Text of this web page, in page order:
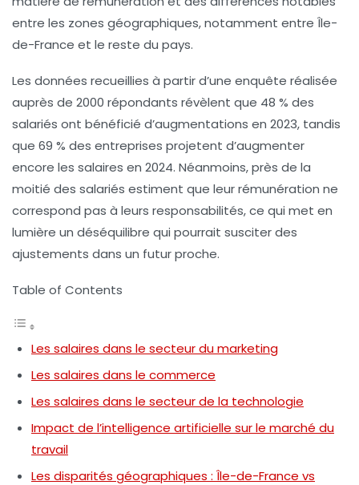
entre les zones géographiques, notamment entre Île-
de-France et le reste du pays.
Les données recueillies à partir d’une enquête réalisée
auprès de 2000 répondants révèlent que 48 % des
salariés ont bénéficié d’augmentations en 2023, tandis
que 69 % des entreprises projetent d’augmenter
encore les salaires en 2024. Néanmoins, près de la
moitié des salariés estiment que leur rémunération ne
correspond pas à leurs responsabilités, ce qui met en
lumière un déséquilibre qui pourrait susciter des
ajustements dans un futur proche.
Table of Contents
Les salaires dans le secteur du marketing
Les salaires dans le commerce
Les salaires dans le secteur de la technologie
Impact de l’intelligence artificielle sur le marché du
travail
Les disparités géographiques : Île-de-France vs